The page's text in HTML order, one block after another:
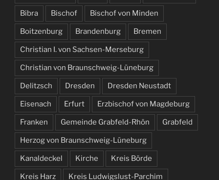
Bibra Bischof Bischof von Minden
Boitzenburg Brandenburg Bremen
Christian I. von Sachsen-Merseburg
Christian von Braunschweig-Lüneburg
Delitzsch Dresden Dresden Neustadt
Eisenach Erfurt Erzbischof von Magdeburg
Franken Gemeinde Grabfeld-Rhön Grabfeld
Herzog von Braunschweig-Lüneburg
Kanaldeckel Kirche Kreis Börde
Kreis Harz Kreis Ludwigslust-Parchim